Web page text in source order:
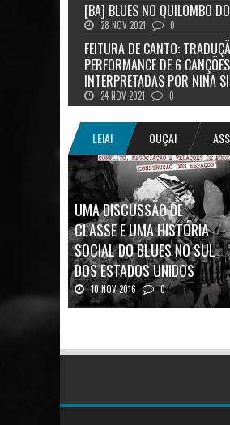
[BA] BLUES NO QUILOMBO
28 NOV 2021 0
FEITURA DE CANTO:
PERFORMANCE DE 6 CANÇÕES
INTERPRETADAS POR NINA
24 NOV 2021 0
LEIA! OUÇA!
UMA DISCUSSÃO DE
CLASSE E UMA HISTÓRIA
SOCIAL DO BLUES NO SUL
DOS ESTADOS UNIDOS
10 NOV 2016 0
Mais uma ótima oportunidade de